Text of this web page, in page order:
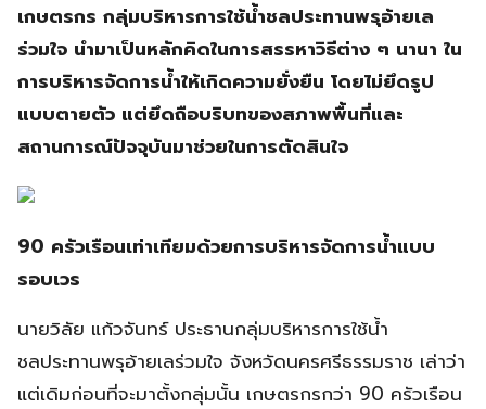
เกษตรกร กลุ่มบริหารการใช้น้ำชลประทานพรุอ้ายเล
ร่วมใจ นำมาเป็นหลักคิดในการสรรหาวิธีต่าง ๆ นานา ใน
การบริหารจัดการน้ำให้เกิดความยั่งยืน โดยไม่ยึดรูป
แบบตายตัว แต่ยึดถือบริบทของสภาพพื้นที่และ
สถานการณ์ปัจจุบันมาช่วยในการตัดสินใจ
90 ครัวเรือนเท่าเทียมด้วยการบริหารจัดการน้ำแบบ
รอบเวร
นายวิลัย แก้วจันทร์ ประธานกลุ่มบริหารการใช้น้ำ
ชลประทานพรุอ้ายเลร่วมใจ จังหวัดนครศรีธรรมราช เล่าว่า
แต่เดิมก่อนที่จะมาตั้งกลุ่มนั้น เกษตรกรกว่า 90 ครัวเรือน